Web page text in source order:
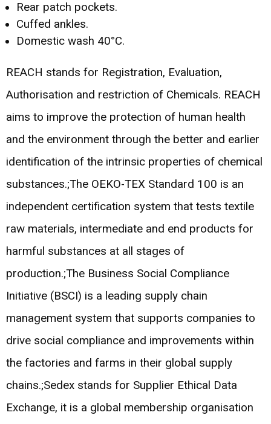
Rear patch pockets.
Cuffed ankles.
Domestic wash 40°C.
REACH stands for Registration, Evaluation,
Authorisation and restriction of Chemicals. REACH
aims to improve the protection of human health
and the environment through the better and earlier
identification of the intrinsic properties of chemical
substances.;The OEKO-TEX Standard 100 is an
independent certification system that tests textile
raw materials, intermediate and end products for
harmful substances at all stages of
production.;The Business Social Compliance
Initiative (BSCI) is a leading supply chain
management system that supports companies to
drive social compliance and improvements within
the factories and farms in their global supply
chains.;Sedex stands for Supplier Ethical Data
Exchange, it is a global membership organisation